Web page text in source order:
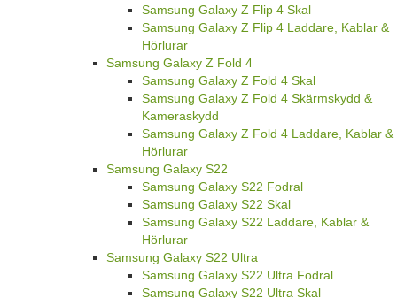
Samsung Galaxy Z Flip 4 Skal
Samsung Galaxy Z Flip 4 Laddare, Kablar &
Hörlurar
Samsung Galaxy Z Fold 4
Samsung Galaxy Z Fold 4 Skal
Samsung Galaxy Z Fold 4 Skärmskydd &
Kameraskydd
Samsung Galaxy Z Fold 4 Laddare, Kablar &
Hörlurar
Samsung Galaxy S22
Samsung Galaxy S22 Fodral
Samsung Galaxy S22 Skal
Samsung Galaxy S22 Laddare, Kablar &
Hörlurar
Samsung Galaxy S22 Ultra
Samsung Galaxy S22 Ultra Fodral
Samsung Galaxy S22 Ultra Skal